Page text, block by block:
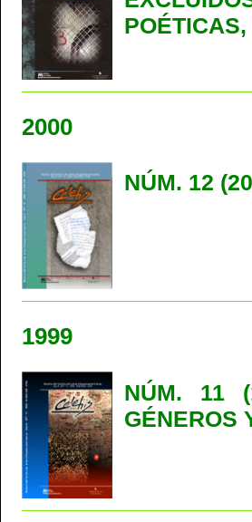
2000
NÚM. 12
1999
NÚM. 11
GÉNEROS